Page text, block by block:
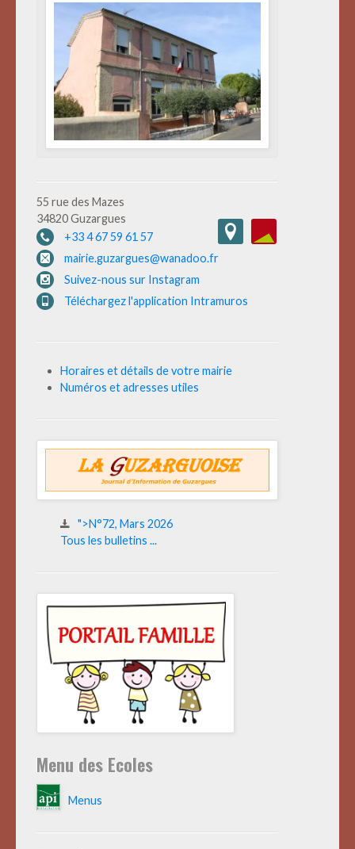
55 rue des Mazes
34820 Guzargues
+33 4 67 59 61 57
mairie.guzargues@wanadoo.fr
Suivez-nous sur Instagram
Téléchargez l'application Intramuros
Horaires et détails de votre mairie
Numéros et adresses utiles
">N°72, Mars 2026
Tous les bulletins ...
Menu des Ecoles
Menus